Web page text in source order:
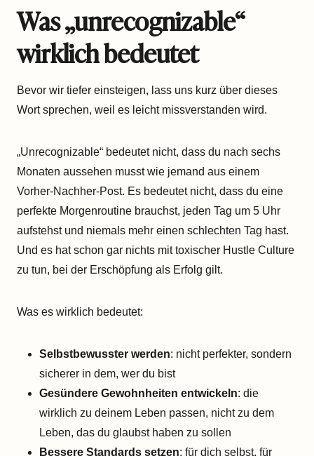
Was „unrecognizable“
wirklich bedeutet
Bevor wir tiefer einsteigen, lass uns kurz über dieses
Wort sprechen, weil es leicht missverstanden wird.
„Unrecognizable“ bedeutet nicht, dass du nach sechs
Monaten aussehen musst wie jemand aus einem
Vorher-Nachher-Post. Es bedeutet nicht, dass du eine
perfekte Morgenroutine brauchst, jeden Tag um 5 Uhr
aufstehst und niemals mehr einen schlechten Tag hast.
Und es hat schon gar nichts mit toxischer Hustle Culture
zu tun, bei der Erschöpfung als Erfolg gilt.
Was es wirklich bedeutet:
Selbstbewusster werden: nicht perfekter, sondern
sicherer in dem, wer du bist
Gesündere Gewohnheiten entwickeln: die
wirklich zu deinem Leben passen, nicht zu dem
Leben, das du glaubst haben zu sollen
Bessere Standards setzen: für dich selbst, für